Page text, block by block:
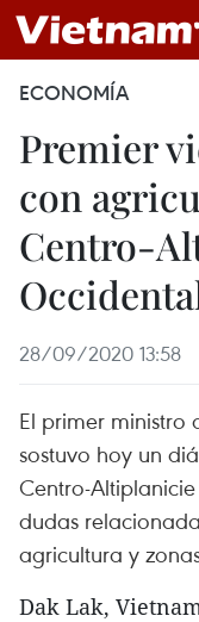
ECONOMÍA
Premier
con
Centro-
28/09/2020 13:58
El primer ministro
sostuvo hoy un
Centro-
dudas
agricultura y
Dak Lak,